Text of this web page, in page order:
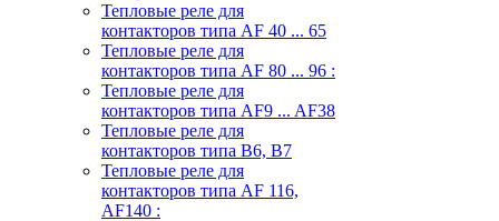
Тепловые реле для
контакторов типа AF 40 ... 65
Тепловые реле для
контакторов типа AF 80 ... 96 :
Тепловые реле для
контакторов типа AF9 ... AF38
Тепловые реле для
контакторов типа В6, В7
Тепловые реле для
контакторов типа AF 116,
AF140 :